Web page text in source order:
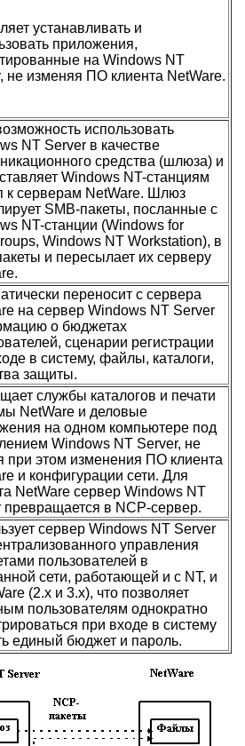
устанавливать и
приложения,
на Windows NT
не изменяя ПО клиента NetWare.
использовать
NT Server в качестве
средства (шлюза) и
Windows NT-станциям
к серверам NetWare. Шлюз
SMB-пакеты, посланные с
NT-станции (Windows for
Windows NT Workstation), в
и пересылает их серверу
переносит с сервера
на сервер Windows NT Server
о бюджетах
сценарии регистрации
в систему, файлы, каталоги,
защиты.
службы каталогов и печати
NetWare и деловые
на одном компьютере под
Windows NT Server, не
при этом изменения ПО клиента
и конфигурации сети. Для
NetWare сервер Windows NT
превращается в NCP-сервер.
сервер Windows NT Server
управления
пользователей в
сети, работающей и с NT, и
(2.х и 3.х), что позволяет
пользователям однократно
при входе в систему
единый бюджет и пароль.